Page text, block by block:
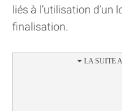
liés à l’utilisation d’un
finalisation.